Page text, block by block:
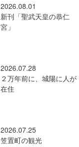
2026.08.01
新刊「聖武天皇の恭仁
宮」
2026.07.28
２万年前に、城陽に人が
在住
2026.07.25
笠置町の観光